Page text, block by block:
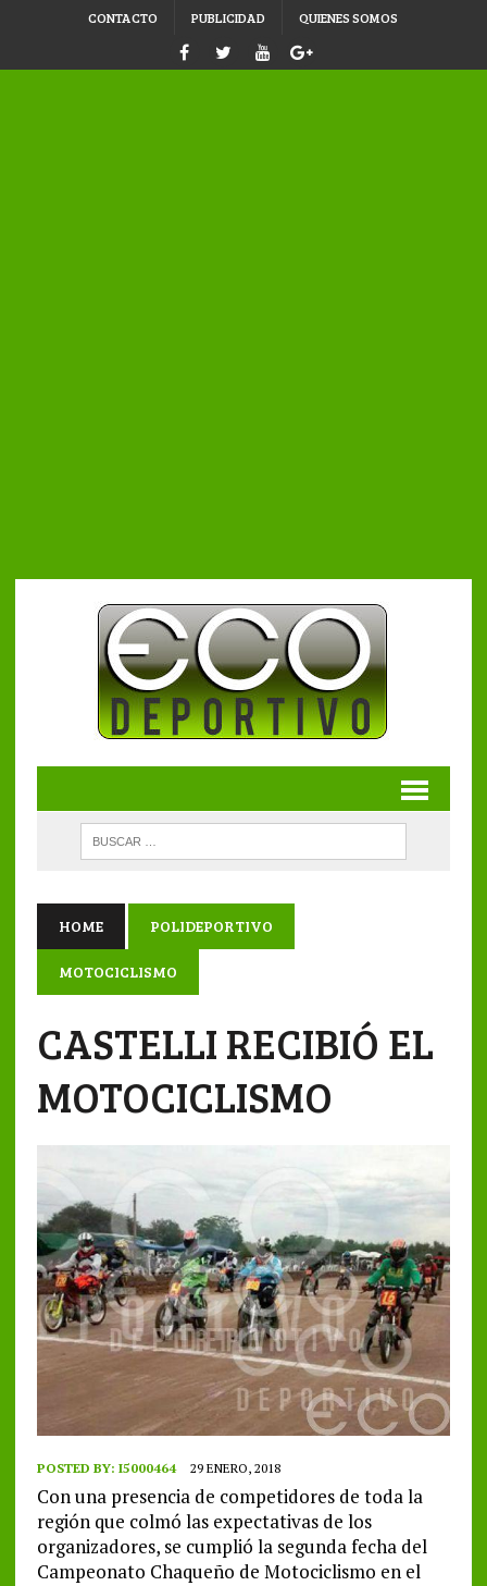
CONTACTO PUBLICIDAD QUIENES SOMOS
HOME POLIDEPORTIVO
MOTOCICLISMO
CASTELLI RECIBIÓ EL
MOTOCICLISMO
POSTED BY: I5000464 29 ENERO, 2018
Con una presencia de competidores de toda la
región que colmó las expectativas de los
organizadores, se cumplió la segunda fecha del
Campeonato Chaqueño de Motociclismo en el